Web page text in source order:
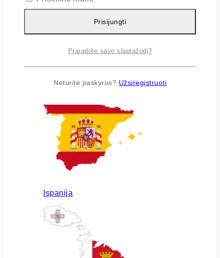
Airija
Ispanija
Prisijungti
Praradote savo slaptažodį?
Neturite paskyros? Užsiregistruoti